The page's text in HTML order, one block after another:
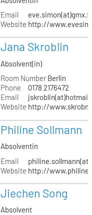
Email
eve.simon(at)gmx.fr
Website http://
Jana Skroblin
Absolvent(in)
Room NumberBerlin
Phone
0178 2176472
Email
Website http://
Philine Sollmann
Absolventin
Email
Website http://
Jiechen Song
Absolvent